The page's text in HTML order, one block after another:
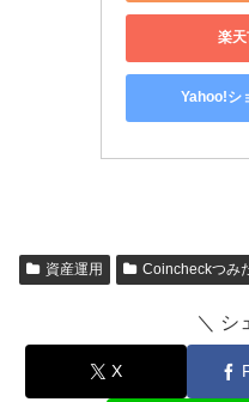
楽
Yahoo!シ
資産運用 Coincheckつみ
＼ シ
X